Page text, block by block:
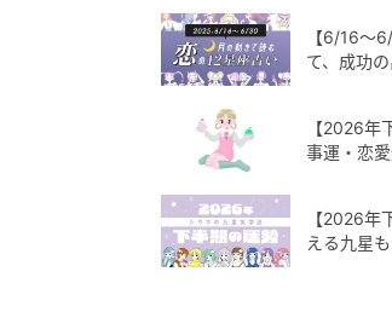
【6/16〜
て、成功
【2026年
事運・恋
【2026年
える九星